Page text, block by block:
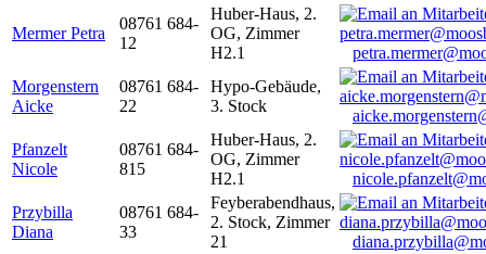
Mermer Petra
08761 684-
12
Huber-Haus, 2.
OG, Zimmer
H2.1
Morgenstern
Aicke
08761 684-
22
Hypo-Gebäude,
3. Stock
Pfanzelt
Nicole
08761 684-
815
Huber-Haus, 2.
OG, Zimmer
H2.1
Przybilla
Diana
08761 684-
33
Feyberabendhaus,
2. Stock, Zimmer
21